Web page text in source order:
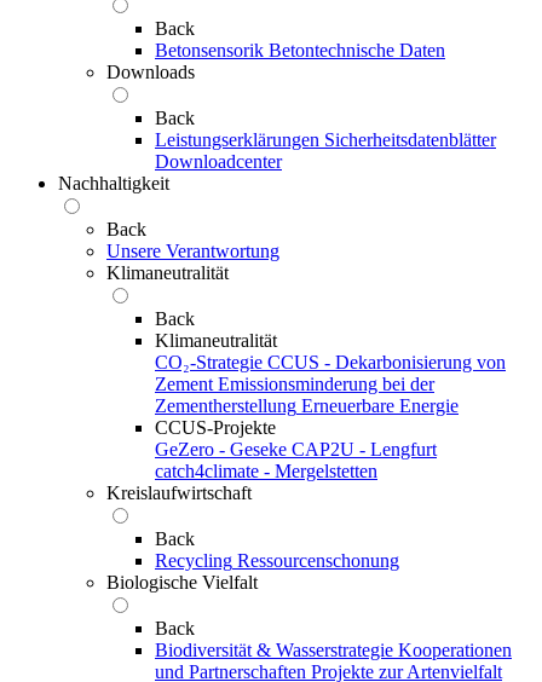
Back
Betonsensorik Betontechnische Daten
Downloads
Back
Leistungserklärungen Sicherheitsdatenblätter
Downloadcenter
Nachhaltigkeit
Back
Unsere Verantwortung
Klimaneutralität
Back
Klimaneutralität
CO₂-Strategie CCUS - Dekarbonisierung von
Zement Emissionsminderung bei der
Zementherstellung Erneuerbare Energie
CCUS-Projekte
GeZero - Geseke CAP2U - Lengfurt
catch4climate - Mergelstetten
Kreislaufwirtschaft
Back
Recycling Ressourcenschonung
Biologische Vielfalt
Back
Biodiversität & Wasserstrategie Kooperationen
und Partnerschaften Projekte zur Artenvielfalt